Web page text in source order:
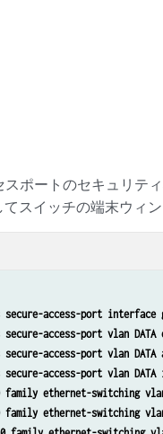
ポートのセキュリテ
スイッチの端末ウィン
access-port interface
access-port vlan DATA
access-port vlan DATA
access-port vlan DATA
ethernet-switching vlan
ethernet-switching vlan